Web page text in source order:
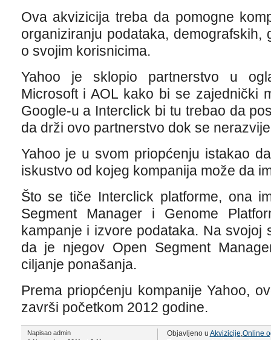
Ova akvizicija treba da pomogne
organiziranju podataka, demografskih,
o svojim korisnicima.
Yahoo je sklopio partnerstvo u
Microsoft i AOL kako bi se zajednički
Google-u a Interclick bi tu trebao da
da drži ovo partnerstvo dok se
Yahoo je u svom priopćenju istakao
iskustvo od kojeg kompanija može da
Što se tiče Interclick platforme, ona
Segment Manager i Genome
kampanje i izvore podataka. Na svojoj
da je njegov Open Segment
ciljanje ponašanja.
Prema priopćenju kompanije Yahoo,
završi početkom 2012 godine.
Napisao admin
Objavljeno u Akvizicije,Online